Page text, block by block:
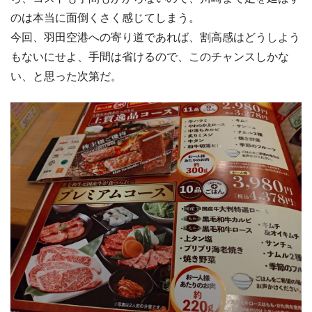
のは本当に面倒くさく感じてしまう。
今回、羽田空港への寄り道であれば、割高感はどうしよう
もないにせよ、手間は省けるので、このチャンスしかな
い、と思った次第だ。